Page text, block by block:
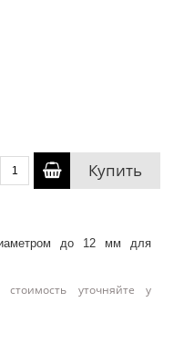
Купить
до 12 мм для
уточняйте у